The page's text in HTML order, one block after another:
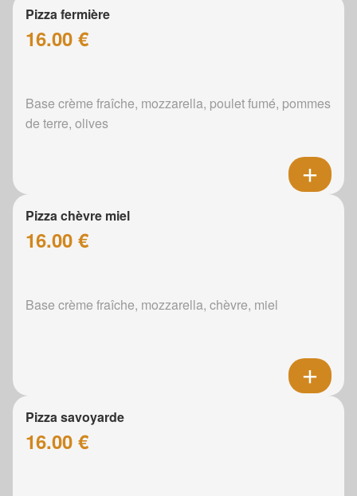
Pizza fermière
16.00 €
Base crème fraîche, mozzarella, poulet fumé, pommes
de terre, olives
Pizza chèvre miel
16.00 €
Base crème fraîche, mozzarella, chèvre, miel
Pizza savoyarde
16.00 €